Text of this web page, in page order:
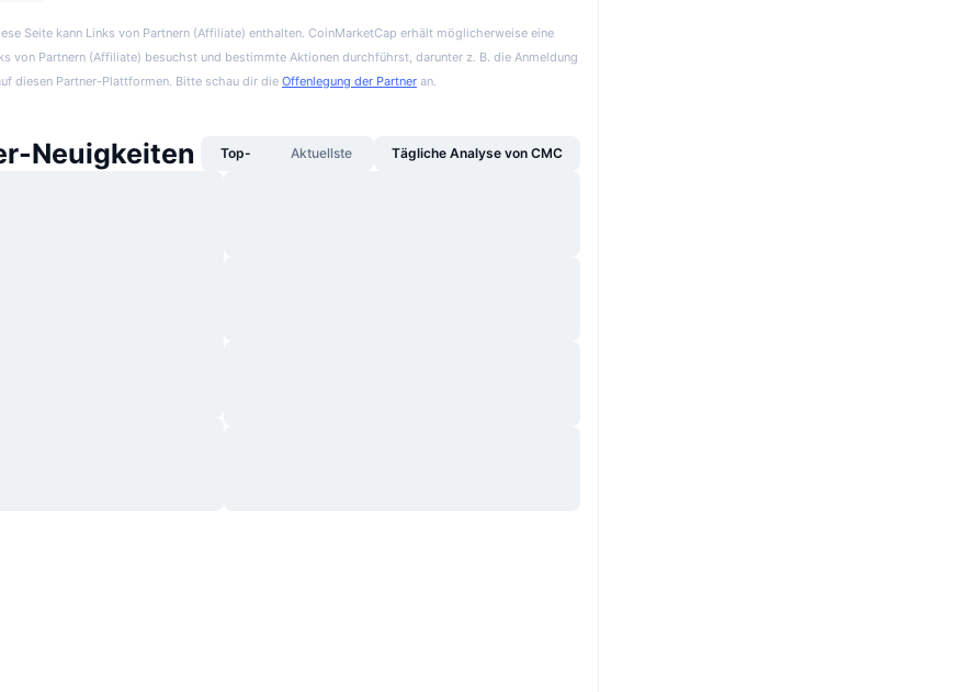
Seite kann Links von Partnern (Affiliate) enthalten. CoinMarketCap erhält möglicherweise eine
von Partnern (Affiliate) besuchst und bestimmte Aktionen durchführst, darunter z. B. die Anmeldung
diesen Partner-Plattformen. Bitte schau dir die Offenlegung der Partner an.
Neuigkeiten Top- Aktuellste Tägliche Analyse von CMC